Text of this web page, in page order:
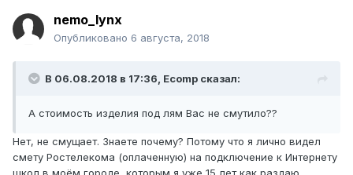
nemo_lynx
Опубликовано 6 августа, 2018
В 06.08.2018 в 17:36, Ecomp сказал:
А стоимость изделия под лям Вас не смутило??
Нет, не смущает. Знаете почему? Потому что я лично видел
смету Ростелекома (оплаченную) на подключение к Интернету